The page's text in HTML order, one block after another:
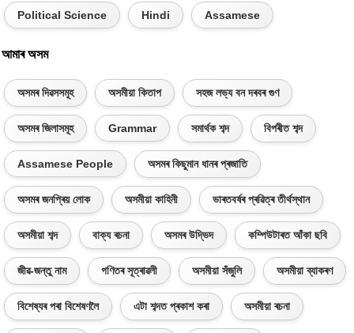
Political Science Hindi Assamese
আমাৰ অসম
অসমৰ দিৱসসমূহ অসমীয়া কিতাপ সহজ লভ্য বন দৰবৰ গুণ
অসমৰ জিলাসমূহ Grammar সমাৰ্থক শব্দ বিপৰীত শব্দ
Assamese People অসমৰ কিছুমান ধানৰ প্ৰজাতি
অসমৰ জনপ্ৰিয় লোক অসমীয়া কাহিনী ভাৰতবৰ্ষৰ প্ৰৱিত্ৰ তীৰ্থস্থান
অসমীয়া শব্দ বাক্য ৰচনা অসমৰ উদ্ভিদ কম্পিউটাৰত আঁকা ছবি
জীৱ-জন্তু নাম গণিতৰ সূত্ৰাৱলী অসমীয়া সঁজুলি অসমীয়া ব্যাকৰণ
বিশেষ্যৰ পৰা বিশেষণলৈ এটা শব্দত প্ৰকাশ কৰা অসমীয়া ৰচনা